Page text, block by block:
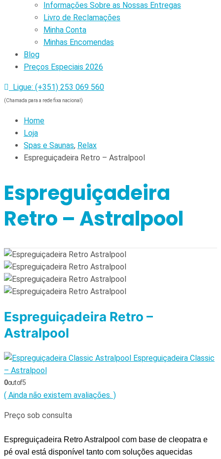
Informações Sobre as Nossas Entregas
Livro de Reclamações
Minha Conta
Minhas Encomendas
Blog
Preços Especiais 2026
Ligue: (+351) 253 069 560
(Chamada para a rede fixa nacional)
Home
Loja
Spas e Saunas, Relax
Espreguiçadeira Retro – Astralpool
Espreguiçadeira
Retro – Astralpool
Espreguiçadeira Retro –
Astralpool
Espreguiçadeira Classic
– Astralpool
0out of 5
( Ainda não existem avaliações. )
Preço sob consulta
Espreguiçadeira Retro Astralpool com base de cleopatra e
pé oval está disponível tanto com soluções aquecidas